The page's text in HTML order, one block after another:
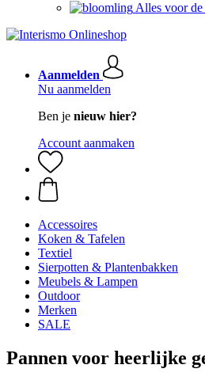
Alles voor
Aanmelden
Nu aanmelden
Ben je nieuw hier?
Account aanmaken
Accessoires
Koken & Tafelen
Textiel
Sierpotten & Plantenbakken
Meubels & Lampen
Outdoor
Merken
SALE
Pannen voor heerlijke